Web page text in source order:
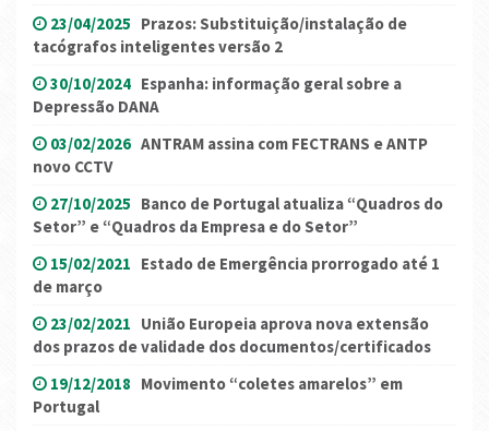
23/04/2025 Prazos: Substituição/instalação de
tacógrafos inteligentes versão 2
30/10/2024 Espanha: informação geral sobre a
Depressão DANA
03/02/2026 ANTRAM assina com FECTRANS e ANTP
novo CCTV
27/10/2025 Banco de Portugal atualiza “Quadros do
Setor” e “Quadros da Empresa e do Setor”
15/02/2021 Estado de Emergência prorrogado até 1
de março
23/02/2021 União Europeia aprova nova extensão
dos prazos de validade dos documentos/certificados
19/12/2018 Movimento “coletes amarelos” em
Portugal